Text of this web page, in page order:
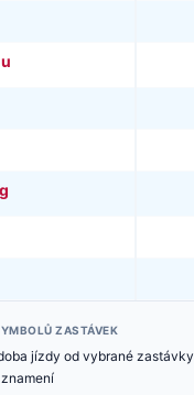
u
g
ZASTÁVEK
jízdy od vybrané zastávky